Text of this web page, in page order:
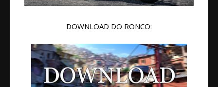
DOWNLOAD DO RONCO: